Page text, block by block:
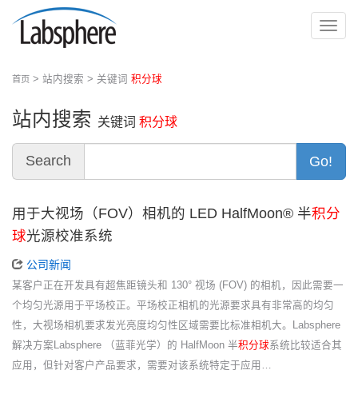
切
首页 > 站内搜索 > 关键词 积分球
站内搜索 关键词 积分球
Search Go!
用于大视场（FOV）相机的 LED HalfMoon® 半积分
球光源校准系统
公司新闻
某客户正在开发具有超焦距镜头和 130° 视场 (FOV) 的相机，因此需要一
个均匀光源用于平场校正。平场校正相机的光源要求具有非常高的均匀
性，大视场相机要求发光亮度均匀性区域需要比标准相机大。Labsphere
解决方案Labsphere （蓝菲光学）的 HalfMoon 半积分球系统比较适合其
应用，但针对客户产品要求，需要对该系统特定于应用…